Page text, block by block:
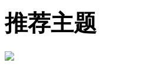
推荐主题